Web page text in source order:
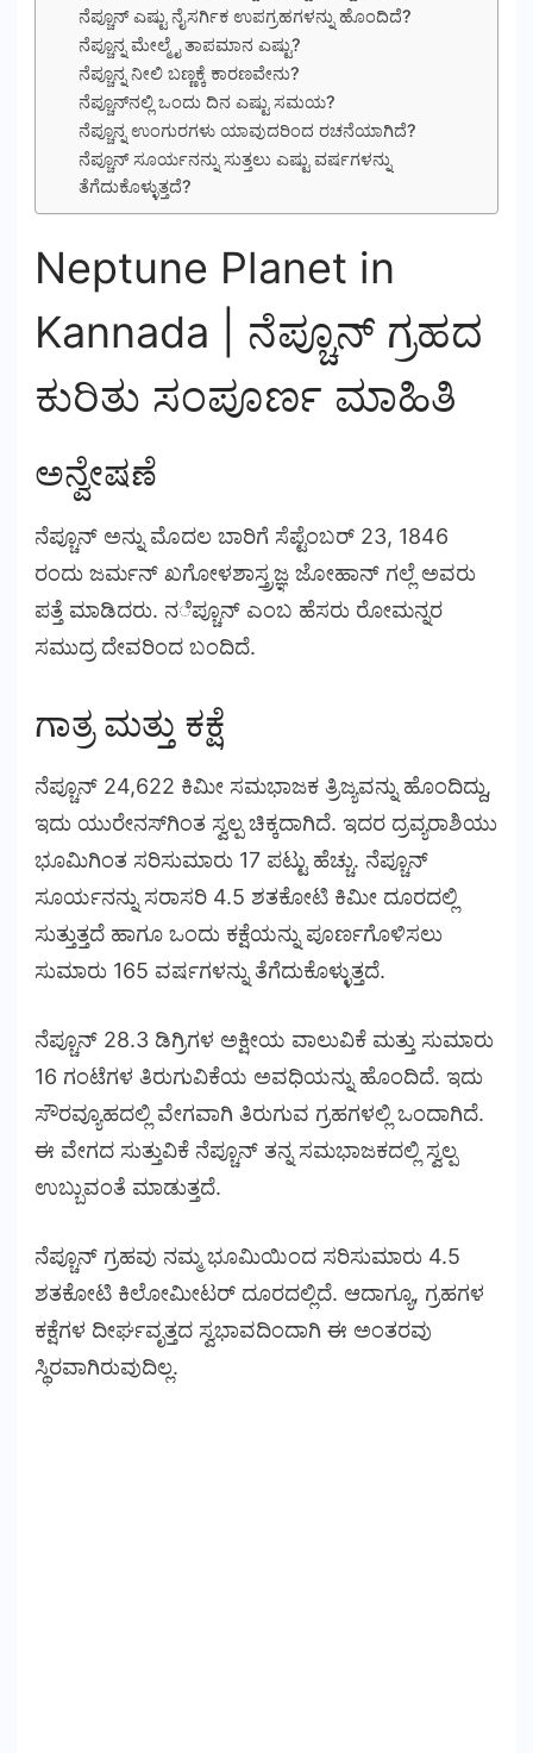
ನೆಪ್ಚೂನ್ ಎಷ್ಟು ನೈಸರ್ಗಿಕ ಉಪಗ್ರಹಗಳನ್ನು ಹೊಂದಿದೆ?
ನೆಪ್ಚೂನ್ನ ಮೇಲ್ಮೈ ತಾಪಮಾನ ಎಷ್ಟು?
ನೆಪ್ಚೂನ್ನ ನೀಲಿ ಬಣ್ಣಕ್ಕೆ ಕಾರಣವೇನು?
ನೆಪ್ಚೂನ್‌ನಲ್ಲಿ ಒಂದು ದಿನ ಎಷ್ಟು ಸಮಯ?
ನೆಪ್ಚೂನ್ನ ಉಂಗುರಗಳು ಯಾವುದರಿಂದ ರಚನೆಯಾಗಿದೆ?
ನೆಪ್ಚೂನ್ ಸೂರ್ಯನನ್ನು ಸುತ್ತಲು ಎಷ್ಟು ವರ್ಷಗಳನ್ನು
ತೆಗೆದುಕೊಳ್ಳುತ್ತದೆ?
Neptune Planet in
Kannada | ನೆಪ್ಚೂನ್ ಗ್ರಹದ
ಕುರಿತು ಸಂಪೂರ್ಣ ಮಾಹಿತಿ
ಅನ್ವೇಷಣೆ
ನೆಪ್ಚೂನ್ ಅನ್ನು ಮೊದಲ ಬಾರಿಗೆ ಸೆಪ್ಟೆಂಬರ್ 23, 1846
ರಂದು ಜರ್ಮನ್ ಖಗೋಳಶಾಸ್ತ್ರಜ್ಞ ಜೋಹಾನ್ ಗಲ್ಲೆ ಅವರು
ಪತ್ತೆ ಮಾಡಿದರು. ನೆಪ್ಚೂನ್ ಎಂಬ ಹೆಸರು ರೋಮನ್ನರ
ಸಮುದ್ರ ದೇವರಿಂದ ಬಂದಿದೆ.
ಗಾತ್ರ ಮತ್ತು ಕಕ್ಷೆ
ನೆಪ್ಚೂನ್ 24,622 ಕಿಮೀ ಸಮಭಾಜಕ ತ್ರಿಜ್ಯವನ್ನು ಹೊಂದಿದ್ದು,
ಇದು ಯುರೇನಸ್‌ಗಿಂತ ಸ್ವಲ್ಪ ಚಿಕ್ಕದಾಗಿದೆ. ಇದರ ದ್ರವ್ಯರಾಶಿಯು
ಭೂಮಿಗಿಂತ ಸರಿಸುಮಾರು 17 ಪಟ್ಟು ಹೆಚ್ಚು. ನೆಪ್ಚೂನ್
ಸೂರ್ಯನನ್ನು ಸರಾಸರಿ 4.5 ಶತಕೋಟಿ ಕಿಮೀ ದೂರದಲ್ಲಿ
ಸುತ್ತುತ್ತದೆ ಹಾಗೂ ಒಂದು ಕಕ್ಷೆಯನ್ನು ಪೂರ್ಣಗೊಳಿಸಲು
ಸುಮಾರು 165 ವರ್ಷಗಳನ್ನು ತೆಗೆದುಕೊಳ್ಳುತ್ತದೆ.
ನೆಪ್ಚೂನ್ 28.3 ಡಿಗ್ರಿಗಳ ಅಕ್ಷೀಯ ವಾಲುವಿಕೆ ಮತ್ತು ಸುಮಾರು
16 ಗಂಟೆಗಳ ತಿರುಗುವಿಕೆಯ ಅವಧಿಯನ್ನು ಹೊಂದಿದೆ. ಇದು
ಸೌರವ್ಯೂಹದಲ್ಲಿ ವೇಗವಾಗಿ ತಿರುಗುವ ಗ್ರಹಗಳಲ್ಲಿ ಒಂದಾಗಿದೆ.
ಈ ವೇಗದ ಸುತ್ತುವಿಕೆ ನೆಪ್ಚೂನ್ ತನ್ನ ಸಮಭಾಜಕದಲ್ಲಿ ಸ್ವಲ್ಪ
ಉಬ್ಬುವಂತೆ ಮಾಡುತ್ತದೆ.
ನೆಪ್ಚೂನ್ ಗ್ರಹವು ನಮ್ಮ ಭೂಮಿಯಿಂದ ಸರಿಸುಮಾರು 4.5
ಶತಕೋಟಿ ಕಿಲೋಮೀಟರ್ ದೂರದಲ್ಲಿದೆ. ಆದಾಗ್ಯೂ, ಗ್ರಹಗಳ
ಕಕ್ಷೆಗಳ ದೀರ್ಘವೃತ್ತದ ಸ್ವಭಾವದಿಂದಾಗಿ ಈ ಅಂತರವು
ಸ್ಥಿರವಾಗಿರುವುದಿಲ್ಲ.